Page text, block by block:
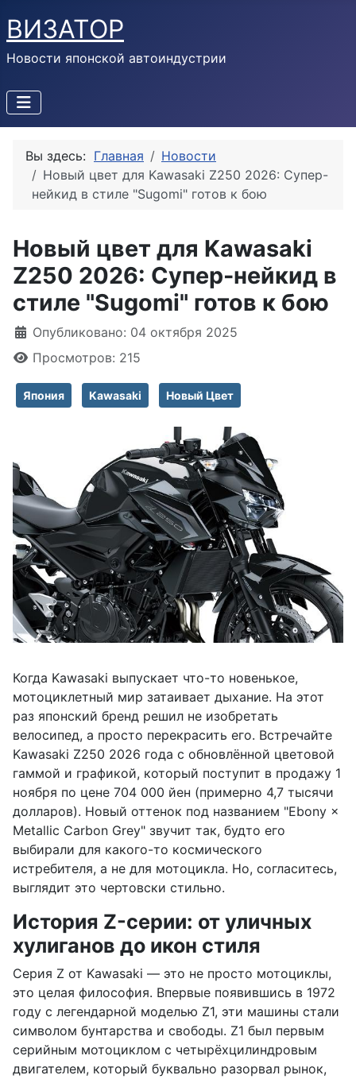
ВИЗАТОР
Новости японской автоиндустрии
Вы здесь: Главная
Новости
Новый цвет для Kawasaki Z250 2026: Супер-
нейкид в стиле "Sugomi" готов к бою
Новый цвет для Kawasaki
Z250 2026: Супер-нейкид в
стиле "Sugomi" готов к бою
Информация о материале
Опубликовано: 04 октября 2025
Просмотров: 215
Япония Kawasaki Новый Цвет
Когда Kawasaki выпускает что-то новенькое,
мотоциклетный мир затаивает дыхание. На этот
раз японский бренд решил не изобретать
велосипед, а просто перекрасить его. Встречайте
Kawasaki Z250 2026 года с обновлённой цветовой
гаммой и графикой, который поступит в продажу 1
ноября по цене 704 000 йен (примерно 4,7 тысячи
долларов). Новый оттенок под названием "Ebony ×
Metallic Carbon Grey" звучит так, будто его
выбирали для какого-то космического
истребителя, а не для мотоцикла. Но, согласитесь,
выглядит это чертовски стильно.
История Z-серии: от уличных
хулиганов до икон стиля
Серия Z от Kawasaki — это не просто мотоциклы,
это целая философия. Впервые появившись в 1972
году с легендарной моделью Z1, эти машины стали
символом бунтарства и свободы. Z1 был первым
серийным мотоциклом с четырёхцилиндровым
двигателем, который буквально разорвал рынок,